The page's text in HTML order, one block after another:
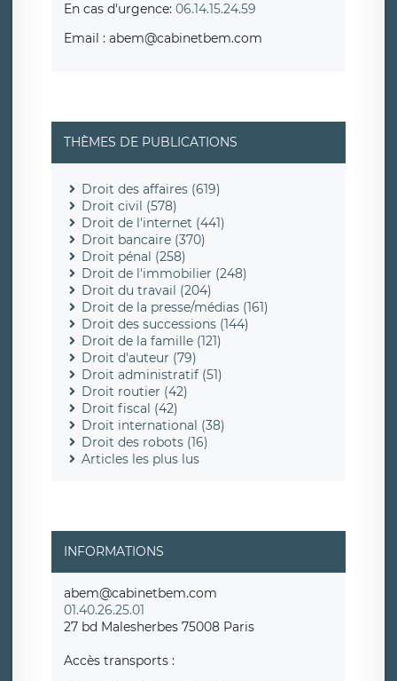
En cas d'urgence: 06.14.15.24.59
Email : abem@cabinetbem.com
THÈMES DE PUBLICATIONS
Droit des affaires (619)
Droit civil (578)
Droit de l'internet (441)
Droit bancaire (370)
Droit pénal (258)
Droit de l'immobilier (248)
Droit du travail (204)
Droit de la presse/médias (161)
Droit des successions (144)
Droit de la famille (121)
Droit d'auteur (79)
Droit administratif (51)
Droit routier (42)
Droit fiscal (42)
Droit international (38)
Droit des robots (16)
Articles les plus lus
INFORMATIONS
abem@cabinetbem.com
01.40.26.25.01
27 bd Malesherbes 75008 Paris
Accès transports :